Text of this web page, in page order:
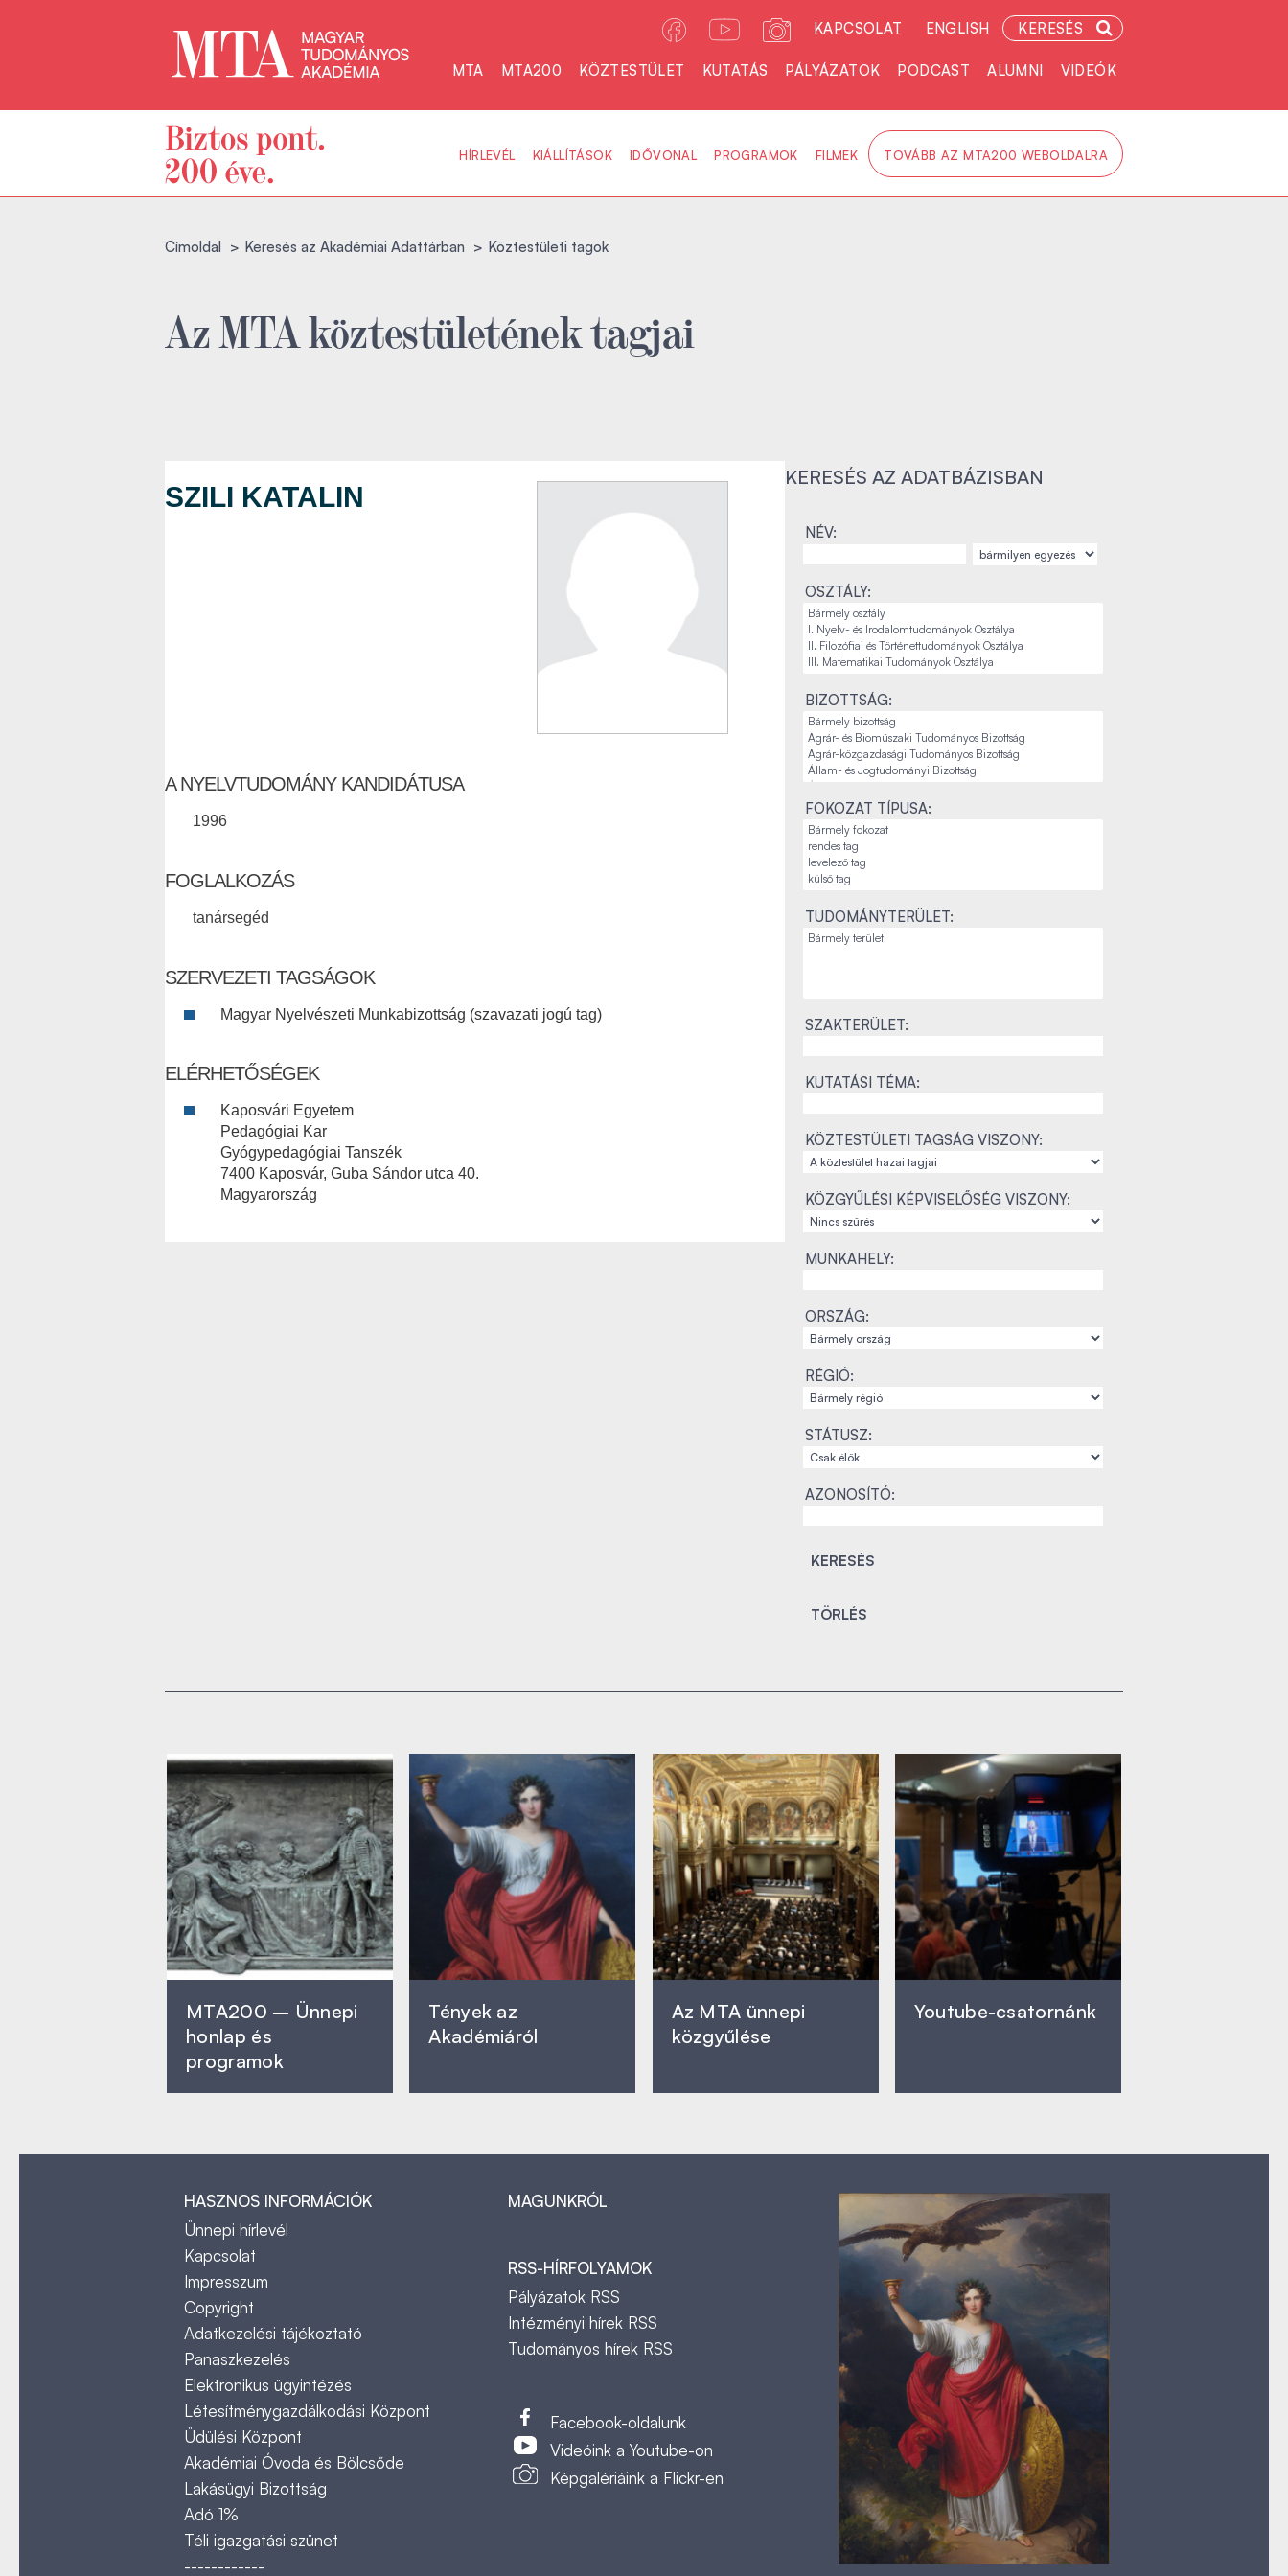
KAPCSOLAT ENGLISH KERESÉS
MTA MTA200 KÖZTESTÜLET KUTATÁS PÁLYÁZATOK PODCAST ALUMNI VIDEÓK
HÍRLEVÉL KIÁLLÍTÁSOK IDŐVONAL PROGRAMOK FILMEK TOVÁBB AZ MTA200 WEBOLDALRA
Címoldal Keresés az Akadémiai Adattárban Köztestületi tagok
Az MTA köztestületének tagjai
SZILI KATALIN
A NYELVTUDOMÁNY KANDIDÁTUSA
1996
FOGLALKOZÁS
tanársegéd
SZERVEZETI TAGSÁGOK
Magyar Nyelvészeti Munkabizottság (szavazati jogú tag)
ELÉRHETŐSÉGEK
Kaposvári Egyetem
Pedagógiai Kar
Gyógypedagógiai Tanszék
7400 Kaposvár, Guba Sándor utca 40.
Magyarország
KERESÉS AZ ADATBÁZISBAN
NÉV:
OSZTÁLY:
BIZOTTSÁG:
FOKOZAT TÍPUSA:
TUDOMÁNYTERÜLET:
SZAKTERÜLET:
KUTATÁSI TÉMA:
KÖZTESTÜLETI TAGSÁG VISZONY:
KÖZGYŰLÉSI KÉPVISELŐSÉG VISZONY:
MUNKAHELY:
ORSZÁG:
RÉGIÓ:
STÁTUSZ:
AZONOSÍTÓ:
MTA200 – Ünnepi
honlap és
programok
Tények az
Akadémiáról
Az MTA ünnepi
közgyűlése
Youtube-csatornánk
HASZNOS INFORMÁCIÓK
Ünnepi hírlevél
Kapcsolat
Impresszum
Copyright
Adatkezelési tájékoztató
Panaszkezelés
Elektronikus ügyintézés
Létesítménygazdálkodási Központ
Üdülési Központ
Akadémiai Óvoda és Bölcsőde
Lakásügyi Bizottság
Adó 1%
Téli igazgatási szünet
------------
MAGUNKRÓL
RSS-HÍRFOLYAMOK
Pályázatok RSS
Intézményi hírek RSS
Tudományos hírek RSS
Facebook-oldalunk
Videóink a Youtube-on
Képgalériáink a Flickr-en